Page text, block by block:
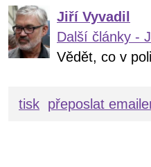
Jiří Vyvadil
Další články -
Vědět, co v
tisk přeposlat